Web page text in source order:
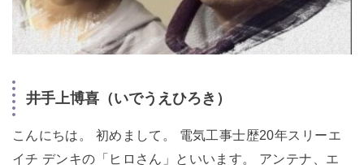
井手上博喜（いでうえひろき）
こんにちは。 初めまして。 電気工事士歴20年スリーエ
イチ デンキの「ヒロさん」といいます。 アンテナ、エ